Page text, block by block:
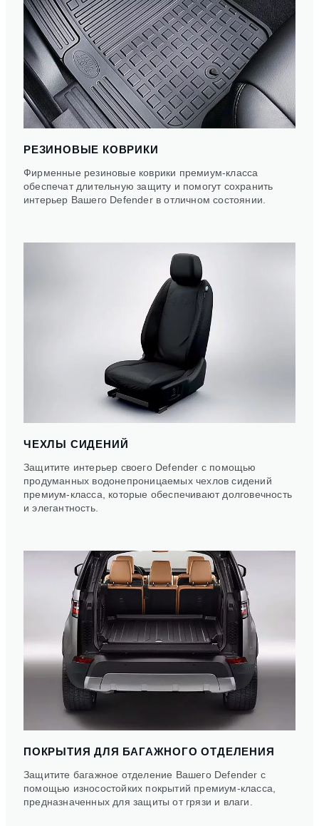
РЕЗИНОВЫЕ КОВРИКИ
Фирменные резиновые коврики премиум-класса
обеспечат длительную защиту и помогут сохранить
интерьер Вашего Defender в отличном состоянии.
ЧЕХЛЫ СИДЕНИЙ
Защитите интерьер своего Defender с помощью
продуманных водонепроницаемых чехлов сидений
премиум-класса, которые обеспечивают долговечность
и элегантность.
ПОКРЫТИЯ ДЛЯ БАГАЖНОГО ОТДЕЛЕНИЯ
Защитите багажное отделение Вашего Defender с
помощью износостойких покрытий премиум-класса,
предназначенных для защиты от грязи и влаги.